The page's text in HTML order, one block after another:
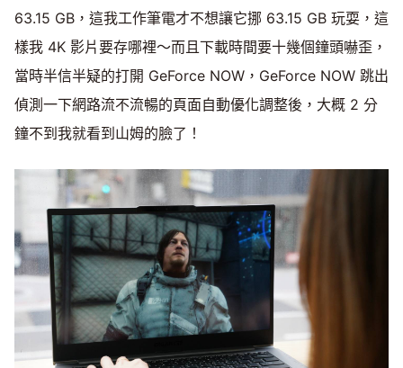
63.15 GB，這我工作筆電才不想讓它挪 63.15 GB 玩耍，這
樣我 4K 影片要存哪裡～而且下載時間要十幾個鐘頭嚇歪，
當時半信半疑的打開 GeForce NOW，GeForce NOW 跳出
偵測一下網路流不流暢的頁面自動優化調整後，大概 2 分
鐘不到我就看到山姆的臉了！